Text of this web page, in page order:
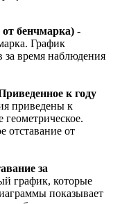
бенчмарка) -
График
за время наблюдения
к году
приведены к
геометрическое.
отставание от
за
график, которые
показывает